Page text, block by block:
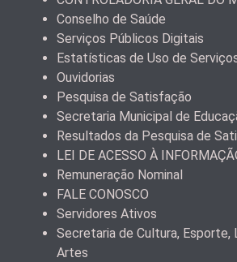
Conselho de Saúde
Serviços Públicos Digitais
Estatísticas de Uso de
Ouvidorias
Pesquisa de Satisfação
Secretaria Municipal de
Resultados da Pesquisa de
LEI DE ACESSO À
Remuneração Nominal
FALE CONOSCO
Servidores Ativos
Secretaria de Cultura, Esporte,
Artes